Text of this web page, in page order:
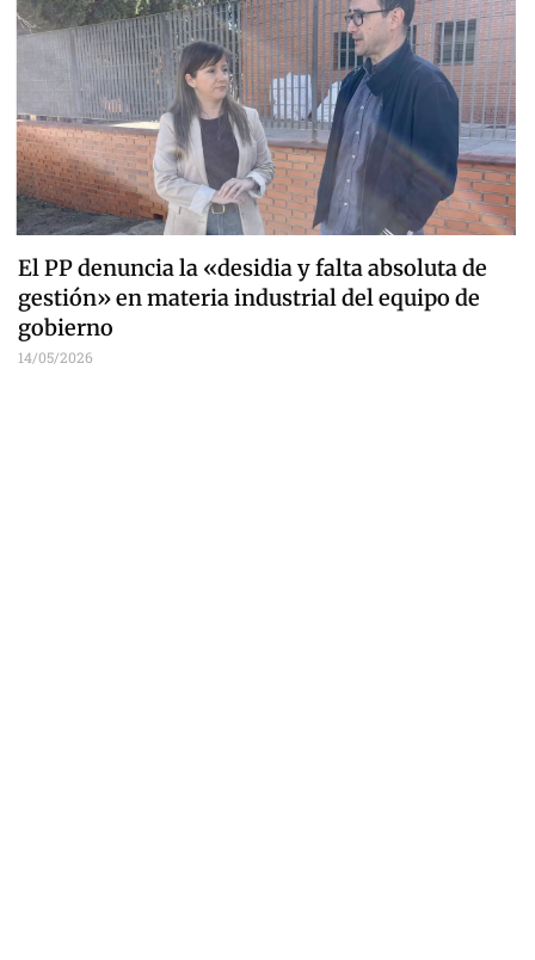
El PP denuncia la «desidia y falta absoluta de
gestión» en materia industrial del equipo de
gobierno
14/05/2026